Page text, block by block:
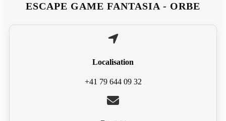
ESCAPE GAME FANTASIA - ORBE
Localisation
+41 79 644 09 32